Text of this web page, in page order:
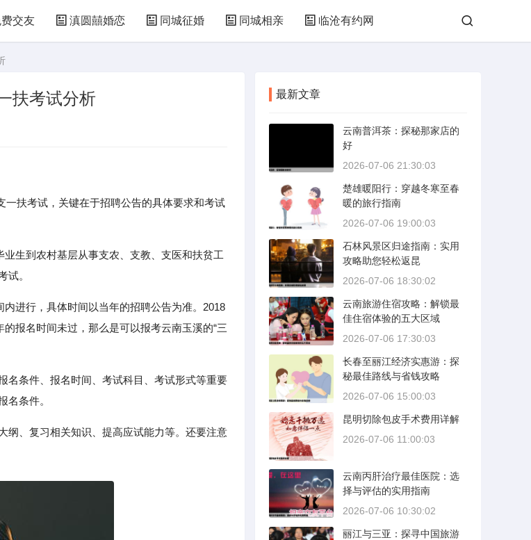
交友 滇圆囍婚恋 同城征婚 同城相亲 临沧有约网
扶考试分析
一扶考试，关键在于招聘公告的具体要求和考试
生到农村基层从事支农、支教、支医和扶贫工
试。
进行，具体时间以当年的招聘公告为准。2018
报名时间未过，那么是可以报考云南玉溪的“三
名条件、报名时间、考试科目、考试形式等重要
名条件。
纲、复习相关知识、提高应试能力等。还要注意
最新文章
云南普洱茶：探秘那家店的
好
2026-07-06 21:30:03
楚雄暖阳行：穿越冬寒至春
暖的旅行指南
2026-07-06 19:00:03
石林风景区归途指南：实用
攻略助您轻松返昆
2026-07-06 18:30:02
云南旅游住宿攻略：解锁最
佳住宿体验的五大区域
2026-07-06 17:30:03
长春至丽江经济实惠游：探
秘最佳路线与省钱攻略
2026-07-06 15:00:03
昆明切除包皮手术费用详解
2026-07-06 11:00:03
云南丙肝治疗最佳医院：选
择与评估的实用指南
2026-07-06 10:30:02
丽江与三亚：探寻中国旅游